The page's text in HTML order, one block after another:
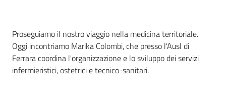
Proseguiamo il nostro viaggio nella medicina territoriale.
Oggi incontriamo Marika Colombi, che presso l'Ausl di
Ferrara coordina l'organizzazione e lo sviluppo dei servizi
infermieristici, ostetrici e tecnico-sanitari.